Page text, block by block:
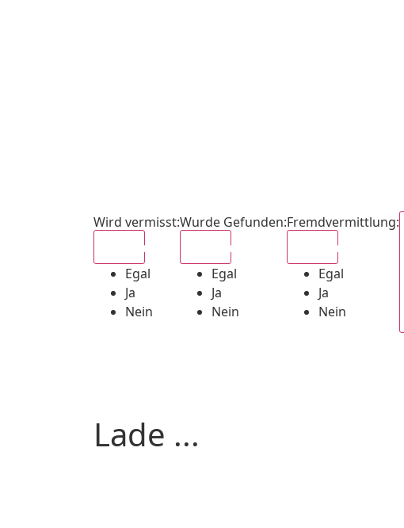
Wird vermisst:
Egal
Ja
Nein
Wurde Gefunden:
Egal
Ja
Nein
Fremdvermittlung:
Egal
Ja
Nein
Lade ...